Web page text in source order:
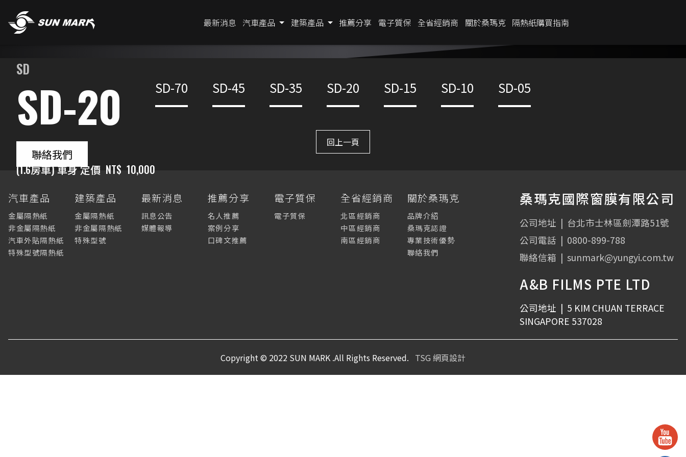
最新消息 汽車產品 建築產品 推薦分享 電子質保 全省經銷商 關於桑瑪克 隔熱紙購買指南
SD
SD-20
聯絡我們
(1.6房車) 車身 定價 NT$ 10,000 20%
SD-70 SD-45 SD-35 SD-20 SD-15 SD-10 SD-05
回上一頁
桑瑪克國際窗膜有限公司
公司地址 | 台北市士林區劍潭路51號
公司電話 | 0800-899-788
聯絡信箱 | sunmark@yungyi.com.tw
A&B FILMS PTE LTD
公司地址 | 5 KIM CHUAN TERRACE
SINGAPORE 537028
汽車產品
金屬隔熱紙
非金屬隔熱紙
汽車外貼隔熱紙
特殊型號隔熱紙
建築產品
金屬隔熱紙
非金屬隔熱紙
特殊型號
最新消息
訊息公告
媒體報導
推薦分享
名人推薦
案例分享
口碑文推薦
電子質保
電子質保
全省經銷商
北區經銷商
中區經銷商
南區經銷商
關於桑瑪克
品牌介紹
桑瑪克認證
專業技術優勢
聯絡我們
Copyright © 2022 SUN MARK .All Rights Reserved. TSG 網頁設計